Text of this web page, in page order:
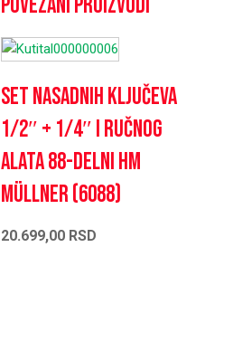
Povezani proizvodi
Set nasadnih ključeva
1/2″ + 1/4″ i ručnog
alata 88-delni HM
Müllner (6088)
20.699,00 RSD